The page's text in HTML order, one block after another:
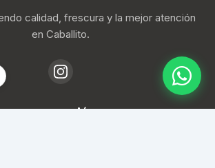
calidad, frescura y la mejor atención
en Caballito.
Navegación